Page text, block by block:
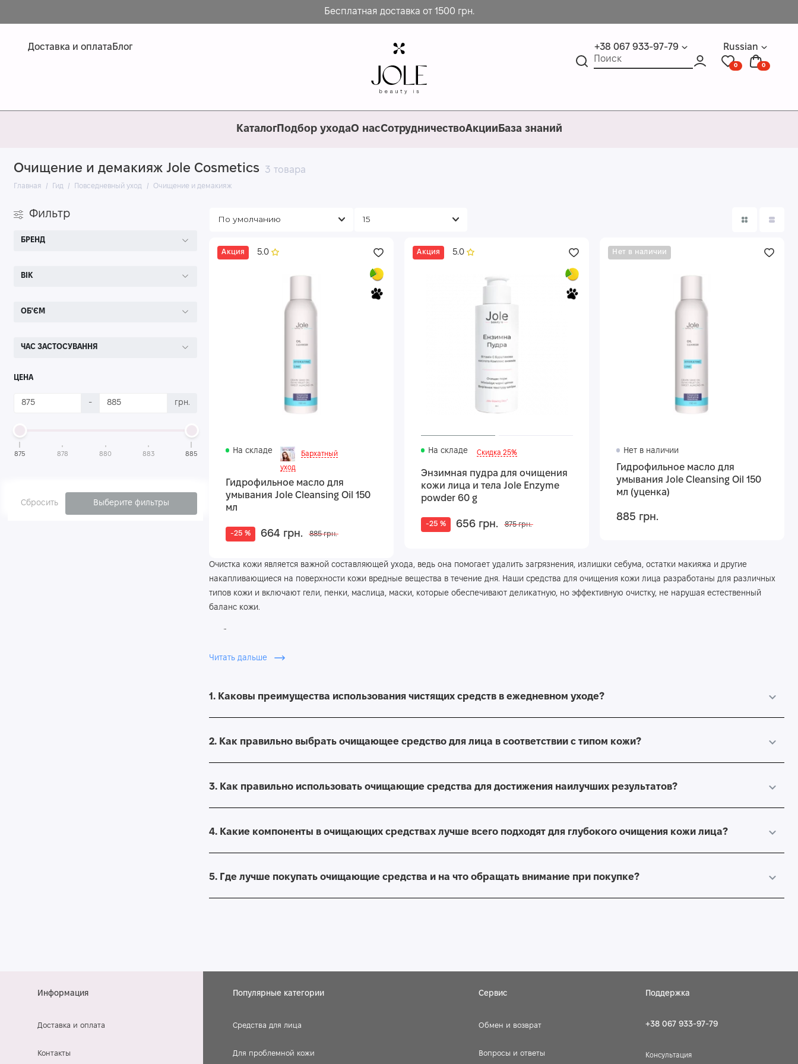
Бесплатная доставка от 1500 грн.
Доставка и оплата Блог +38 067 933-97-79 Russian
0 0
КаталогПодбор уходаО насСотрудничествоАкцииБаза знаний
Очищение и демакияж Jole Cosmetics 3 товара
Главная Гид Повседневный уход Очищение и демакияж
Фильтр
БРЕНД
ВІК
ОБ'ЄМ
ЧАС ЗАСТОСУВАННЯ
ЦЕНА
- грн.
875 878 880 883 885
Сбросить Выберите фильтры
Акция 5.0
На складе Бархатный
уход
Гидрофильное масло для
умывания Jole Cleansing Oil 150
мл
-25 % 664 грн. 885 грн.
Акция 5.0
На складе Скидка 25%
Энзимная пудра для очищения
кожи лица и тела Jole Enzyme
powder 60 g
-25 % 656 грн. 875 грн.
Нет в наличии
Нет в наличии
Гидрофильное масло для
умывания Jole Cleansing Oil 150
мл (уценка)
885 грн.
Очистка кожи является важной составляющей ухода, ведь она помогает удалить загрязнения, излишки себума, остатки макияжа и другие
накапливающиеся на поверхности кожи вредные вещества в течение дня. Наши средства для очищения кожи лица разработаны для различных
типов кожи и включают гели, пенки, маслица, маски, которые обеспечивают деликатную, но эффективную очистку, не нарушая естественный
баланс кожи.
Использование средств для глубокой очистки помогает поддерживать кожу в идеальном состоянии, предотвращая появление акне и черных
Средства для очищения кожи включают продукты, подходящие для всех типов кожи, включая чувствительную и склонную к акне. Они бережно
Читать дальше
1. Каковы преимущества использования чистящих средств в ежедневном уходе?
2. Как правильно выбрать очищающее средство для лица в соответствии с типом кожи?
3. Как правильно использовать очищающие средства для достижения наилучших результатов?
4. Какие компоненты в очищающих средствах лучше всего подходят для глубокого очищения кожи лица?
5. Где лучше покупать очищающие средства и на что обращать внимание при покупке?
Информация
Доставка и оплата
Контакты
Популярные категории
Средства для лица
Для проблемной кожи
Сервис
Обмен и возврат
Вопросы и ответы
Поддержка
+38 067 933-97-79
Консультация